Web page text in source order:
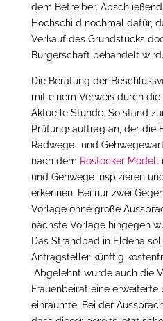
dem Betreiber.
Hochschild nochmal dafür,
Verkauf des Grundstücks
Bürgerschaft behandelt wird.
Die Beratung der
mit einem Verweis durch
Aktuelle Stunde. So stand
Prüfungsauftrag an, der die
Radwege- und
nach dem Rostocker Modell
und Gehwege inspizieren
erkennen. Bei nur zwei
Vorlage ohne große
nächste Vorlage hingegen
Das Strandbad in Eldena
Antragsteller künftig
Abgelehnt wurde auch die
Frauenbeirat eine
einräumte. Bei der